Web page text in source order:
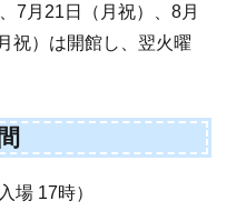
7月21日（月祝）、8月
祝）は開館し、翌火曜
場 17時）